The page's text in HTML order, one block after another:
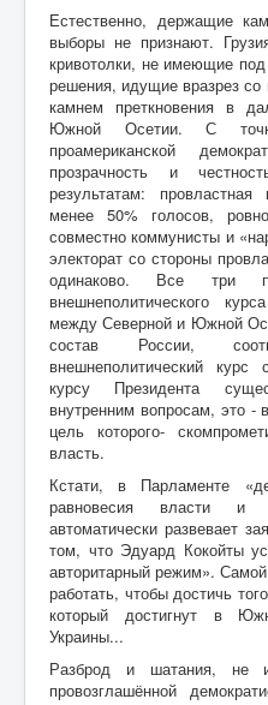
Естественно, держащие
выборы не признают.
кривотолки, не имеющие
решения, идущие вразрез
камнем преткновения в
Южной Осетии. С
проамериканской
прозрачность и
результатам:
менее 50% голосов,
совместно коммунисты и
электорат со стороны
одинаково. Все три
внешнеполитического
между Северной и Южной
состав России,
внешнеполитический
курсу Президента
внутренним вопросам, это -
цель которого-
власть.
Кстати, в Парламенте
равновесия власти и
автоматически развевает
том, что Эдуард Кокойты
авторитарный режим».
работать, чтобы достичь
который достигнут в
Украины...
Разброд и шатания, не
провозглашённой